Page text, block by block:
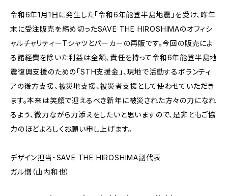
令和6年1月1日に発生した「令和6年能登半島地震」を受け、昨年
末に受注販売を締め切ったSAVE THE HIROSHIMAのオフィシ
ャルチャリティーTシャツとパーカーの再販です。今回の販売によ
る諸経費を除いた利益は全額、責任を持って令和6年能登半島地
震復興支援のための「STH支援金」、現地で活動するボランティ
アの後方支援、被災地支援、被災者支援として使わせていただき
ます。本来は笑顔で迎えるべき新年に被災された方々の力になれ
るよう、微力ながら力添えをしたいと思いますので、是非ともご協
力のほどよろしくお願い申し上げます。
デザイン担当・SAVE THE HIROSHIMA副代表
ガル憎（山内和也）